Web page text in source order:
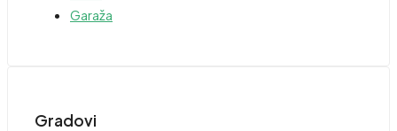
Garaža
Gradovi